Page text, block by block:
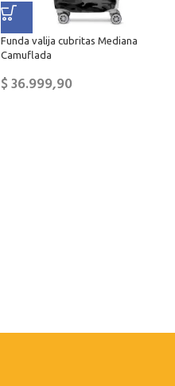
Funda valija cubritas Mediana
Camuflada
$36.999,90